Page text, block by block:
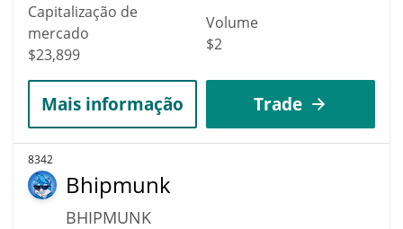
Capitalização de
mercado
$23,899
Volume
$2
Mais informação Trade
8342
Bhipmunk
BHIPMUNK